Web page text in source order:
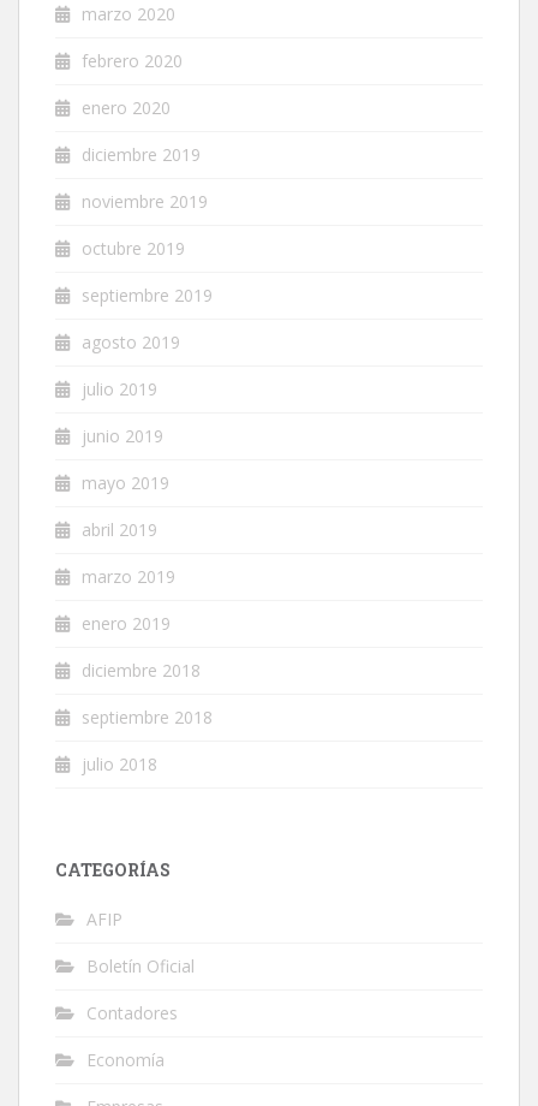
marzo 2020
febrero 2020
enero 2020
diciembre 2019
noviembre 2019
octubre 2019
septiembre 2019
agosto 2019
julio 2019
junio 2019
mayo 2019
abril 2019
marzo 2019
enero 2019
diciembre 2018
septiembre 2018
julio 2018
CATEGORÍAS
AFIP
Boletín Oficial
Contadores
Economía